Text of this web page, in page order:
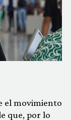
el movimiento
que, por lo